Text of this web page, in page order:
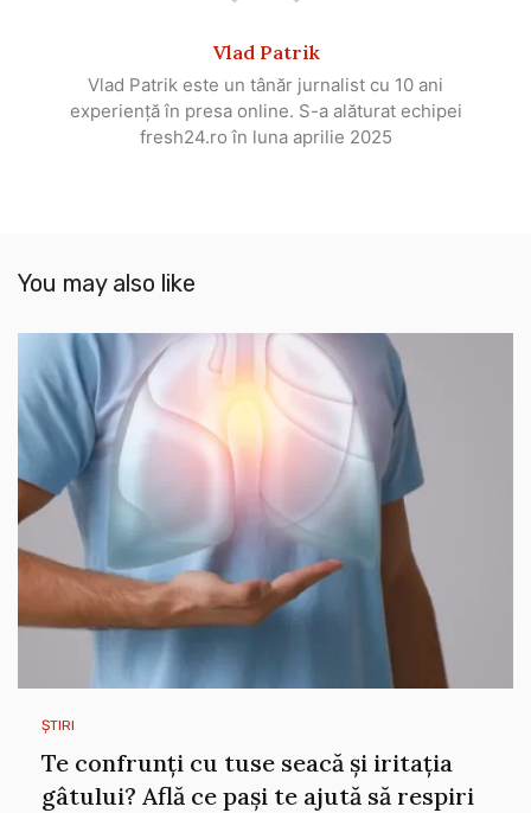
Vlad Patrik
Vlad Patrik este un tânăr jurnalist cu 10 ani
experiență în presa online. S-a alăturat echipei
fresh24.ro în luna aprilie 2025
You may also like
ȘTIRI
Te confrunți cu tuse seacă și iritația
gâtului? Află ce pași te ajută să respiri